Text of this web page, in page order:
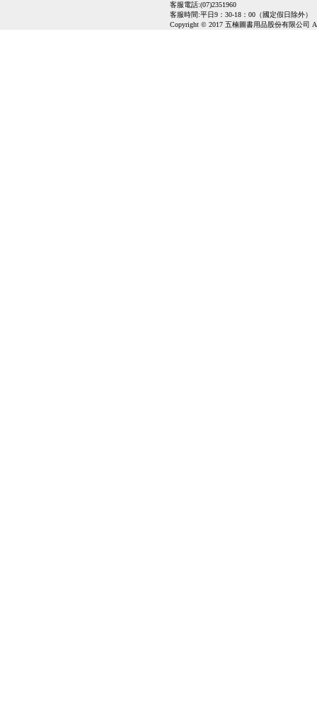
客服電話:(07)2351960
客服時間:平日9：30-18：00（國定假日除外）
Copyright © 2017 五楠圖書用品股份有限公司